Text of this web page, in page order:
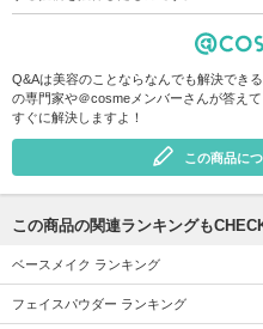
Q&Aは美容のことならなんでも解決でき
の専門家や＠cosmeメンバーさんが答え
すぐに解決しますよ！
この商品に
この商品の関連ランキングも
ベースメイク ランキング
フェイスパウダー ランキング